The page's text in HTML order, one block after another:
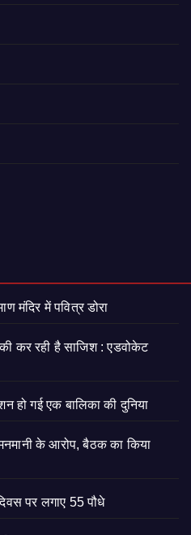
मंदिर में पवित्र डोरा
की कर रही है साजिश : एडवोकेट
हो गई एक बालिका की दुनिया
के आरोप, बैठक का किया
पर लगाए 55 पौधे